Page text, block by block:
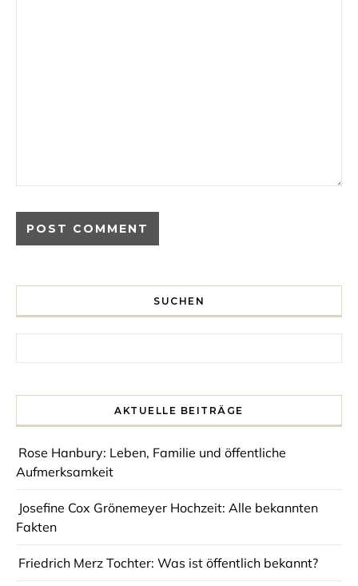
SUCHEN
AKTUELLE BEITRÄGE
Rose Hanbury: Leben, Familie und öffentliche
Aufmerksamkeit
Josefine Cox Grönemeyer Hochzeit: Alle bekannten
Fakten
Friedrich Merz Tochter: Was ist öffentlich bekannt?